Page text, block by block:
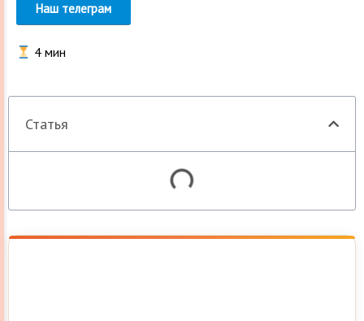
Наш телеграм
4 мин
Статья